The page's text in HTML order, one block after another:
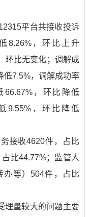
平台共接收投诉
8.26%，环比上升
环比无变化；调解成
低7.5%，调解成功率
66.67%，环比降低
9.55%，环比降低
接收4620件，占比
比44.77%；监管人
办等）504件，占比
理量较大的问题主要